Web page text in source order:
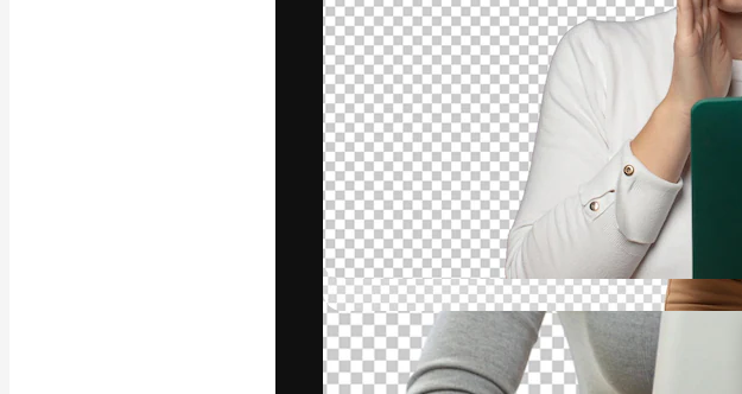
Copyright © 2010- 2026 Freepik Company S.L.U.